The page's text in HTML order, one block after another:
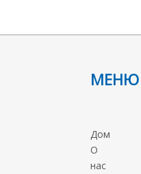
МЕНЮ
Дом
О
нас